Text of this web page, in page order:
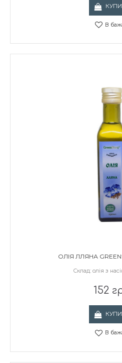
В
ОЛІЯ ЛЛЯНА
Склад: олія з
152
В